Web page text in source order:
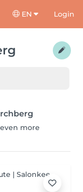
EN Login
more